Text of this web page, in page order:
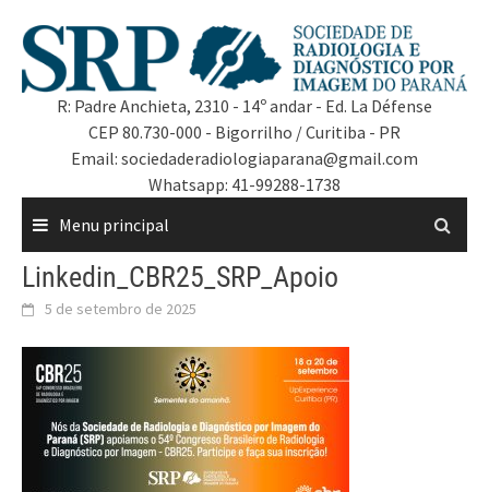
R: Padre Anchieta, 2310 - 14º andar - Ed. La Défense
CEP 80.730-000 - Bigorrilho / Curitiba - PR
Email: sociedaderadiologiaparana@gmail.com
Whatsapp: 41-99288-1738
Menu principal
Linkedin_CBR25_SRP_Apoio
5 de setembro de 2025